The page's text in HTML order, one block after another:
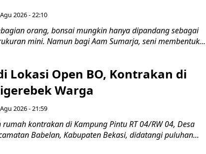
2026 - 22:10
orang, bonsai mungkin hanya dipandang sebagai
mini. Namun bagi Aam Sumarja, seni membentuk...
Lokasi Open BO, Kontrakan di
Warga
2026 - 21:59
rumah kontrakan di Kampung Pintu RT 04/RW 04, Desa
Babelan, Kabupaten Bekasi, didatangi puluhan...